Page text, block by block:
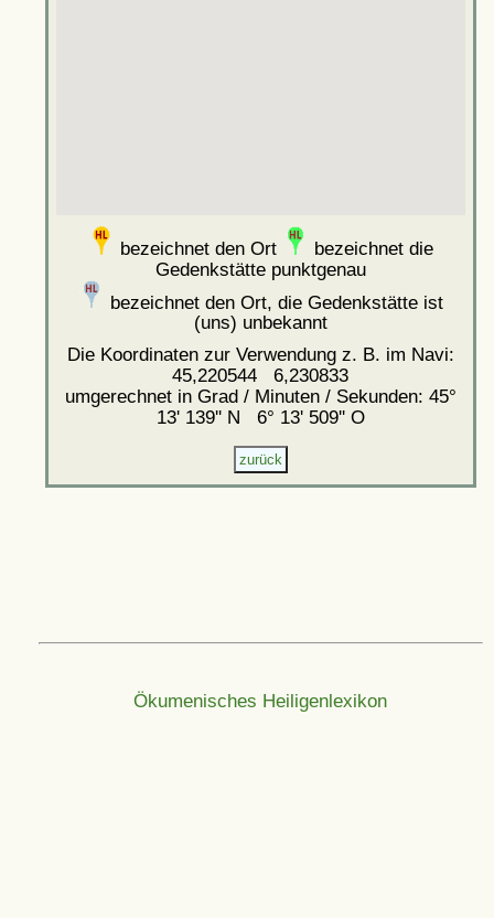
bezeichnet den Ort
bezeichnet die
Gedenkstätte punktgenau
bezeichnet den Ort, die Gedenkstätte ist
(uns) unbekannt
Die Koordinaten zur Verwendung z. B. im Navi:
45,220544 6,230833
umgerechnet in Grad / Minuten / Sekunden: 45°
13' 139'' N 6° 13' 509'' O
Ökumenisches Heiligenlexikon